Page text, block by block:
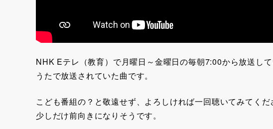
NHK Eテレ（教育）で月曜日～金曜日の毎朝7:00から放送し
うたで放送されていた曲です。
こども番組の？と敬遠せず、よろしければ一回聴いてみてく
少しだけ前向きになりそうです。